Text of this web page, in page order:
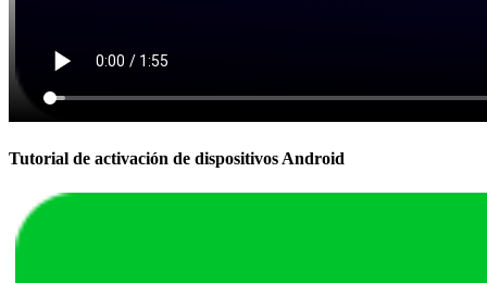
Tutorial de activación de dispositivos Android